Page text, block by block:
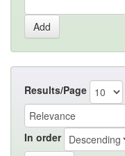
Results/Page
In order